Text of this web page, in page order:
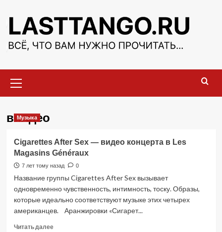
содержимому
меню
вилдео
Музыка
Cigarettes After Sex — видео концерта в Les
Magasins Généraux
7 лет тому назад 0
Название группы Cigarettes After Sex вызывает
одновременно чувственность, интимность, тоску. Образы,
которые идеально соответствуют музыке этих четырех
американцев. Аранжировки «Сигарет...
Читать далееПрочитать